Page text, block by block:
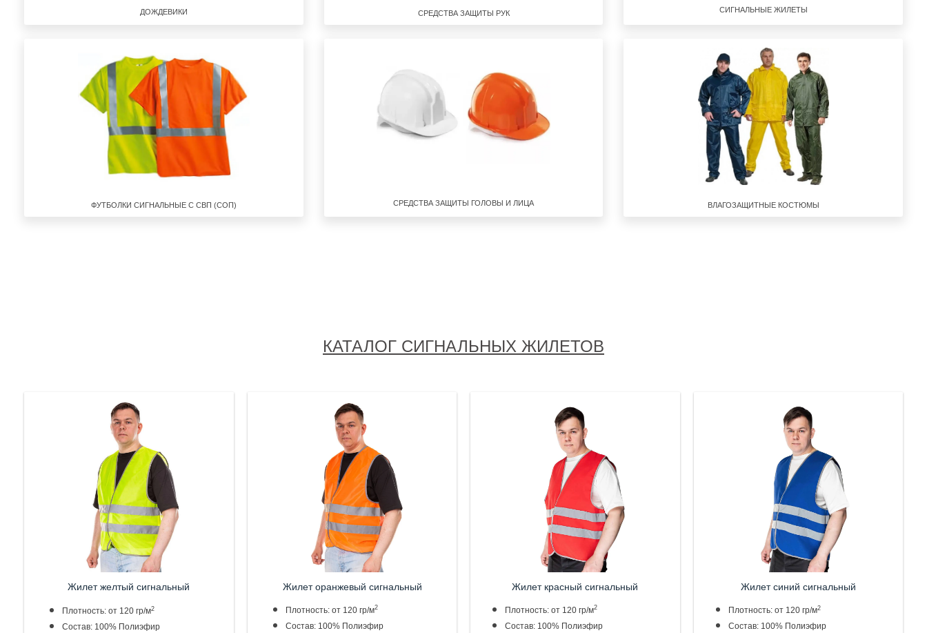
ДОЖДЕВИКИ СРЕДСТВА ЗАЩИТЫ РУК СИГНАЛЬНЫЕ ЖИЛЕТЫ
ФУТБОЛКИ СИГНАЛЬНЫЕ С СВП (СОП) СРЕДСТВА ЗАЩИТЫ ГОЛОВЫ И ЛИЦА ВЛАГОЗАЩИТНЫЕ КОСТЮМЫ
КАТАЛОГ СИГНАЛЬНЫХ ЖИЛЕТОВ
Жилет желтый сигнальный
Плотность: от 120 гр/м2
Состав: 100% Полиэфир
Жилет оранжевый сигнальный
Плотность: от 120 гр/м2
Состав: 100% Полиэфир
Жилет красный сигнальный
Плотность: от 120 гр/м2
Состав: 100% Полиэфир
Жилет синий сигнальный
Плотность: от 120 гр/м2
Состав: 100% Полиэфир